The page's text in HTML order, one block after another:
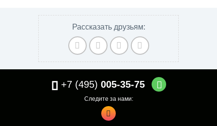
Рассказать друзьям:
+7 (495) 005-35-75
Следите за нами: